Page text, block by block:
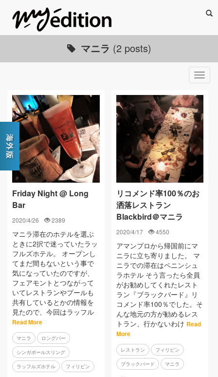
マニラ (2 posts)
Friday Night @ Long
Bar
2020/4/26 2389
マニラ滞在のホテルを選ぶ
ときに2択で迷っていたラッ
フルズホテル。 オープンし
てまだ間もないという事で
気になっていたのですが、
フェアモントとつながって
いてレストランやプールも
共有しているとかの情報を
見たので、今回はラッフル
Read More
マニラ ロングバー
シンガポールスリング
ラッフルズホテル フィリピン
リコメンド率100％のお
洒落レストラン
Blackbird＠マニラ
2020/4/17 4550
アマンプロから帰国前にマ
ニラに立ち寄りました。 マ
ニラでの滞在はペニンシュ
ラホテル そう言ったら全員
がお勧めしてくれたレスト
ラン『ブラックバード』リ
コメンド率100％でした。そ
んな地元の方が勧めるレス
トラン、行かないわけ Read
More
レストラン フィリピン
ブラックバード マニラ